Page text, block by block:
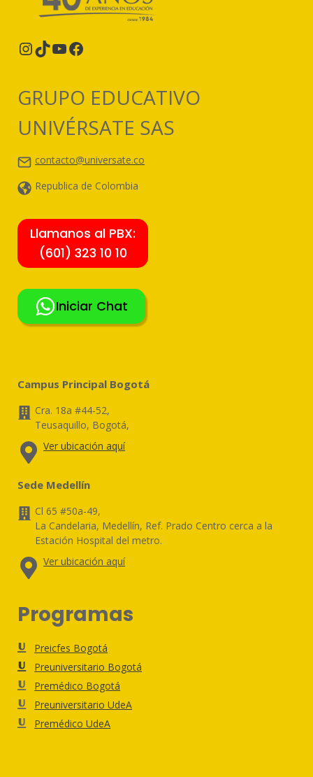
Instagram
TikTok
YouTube
Facebook
GRUPO EDUCATIVO
UNIVÉRSATE SAS
contacto@universate.co
Republica de Colombia
Llamanos al PBX:
(601) 323 10 10
Iniciar Chat
Campus Principal Bogotá
Cra. 18a #44-52,
Teusaquillo, Bogotá,
Ver ubicación aquí
Sede Medellín
Cl 65 #50a-49,
La Candelaria, Medellín, Ref. Prado Centro cerca a la
Estación Hospital del metro.
Ver ubicación aquí
Programas
Preicfes Bogotá
Preuniversitario Bogotá
Premédico Bogotá
Preuniversitario UdeA
Premédico UdeA